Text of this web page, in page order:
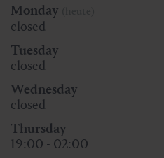
Monday
closed
Tuesday
closed
Wednesday
closed
Thursday
19:00 - 02:00